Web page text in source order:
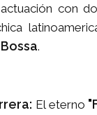
con
.
El eterno